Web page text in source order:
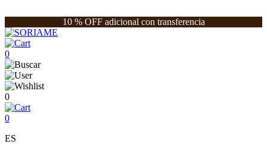
10 % OFF adicional con transferencia
0
0
0
ES